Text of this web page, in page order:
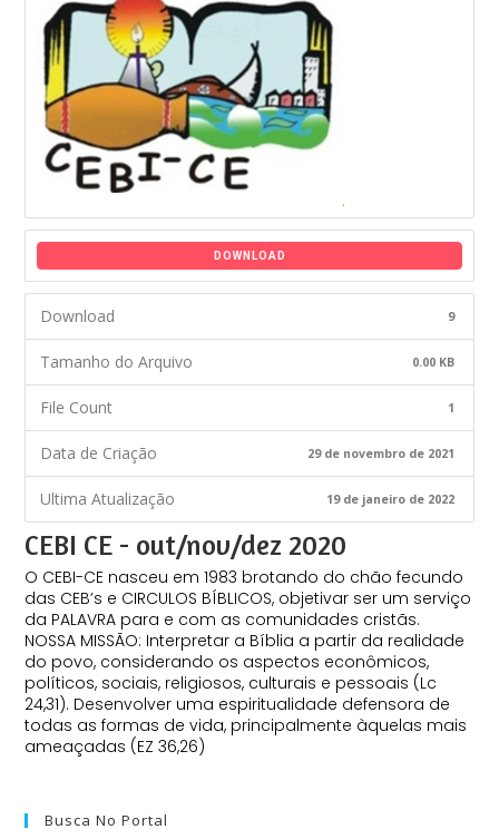
DOWNLOAD
Download 9
Tamanho do Arquivo 0.00 KB
File Count 1
Data de Criação 29 de novembro de 2021
Ultima Atualização 19 de janeiro de 2022
CEBI CE - out/nov/dez 2020
O CEBI-CE nasceu em 1983 brotando do chão fecundo
das CEB’s e CIRCULOS BÍBLICOS, objetivar ser um serviço
da PALAVRA para e com as comunidades cristãs.
NOSSA MISSÃO: Interpretar a Bíblia a partir da realidade
do povo, considerando os aspectos econômicos,
políticos, sociais, religiosos, culturais e pessoais (Lc
24,31). Desenvolver uma espiritualidade defensora de
todas as formas de vida, principalmente àquelas mais
ameaçadas (EZ 36,26)
Busca No Portal